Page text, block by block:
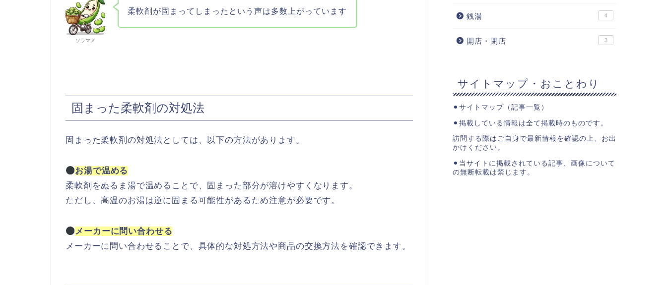
ソラマメ
柔軟剤が固まってしまったという声は多数上がっています
固まった柔軟剤の対処法
固まった柔軟剤の対処法としては、以下の方法があります。
お湯で温める
柔軟剤をぬるま湯で温めることで、固まった部分が溶けやすくなります。
ただし、高温のお湯は逆に固まる可能性があるため注意が必要です。
メーカーに問い合わせる
メーカーに問い合わせることで、具体的な対処方法や商品の交換方法を確認できます。
銭湯 4
開店・閉店 3
サイトマップ・おことわり
⚫︎ サイトマップ（記事一覧）
⚫︎掲載している情報は全て掲載時のものです。
訪問する際はご自身で最新情報を確認の上、お出
かけください。
⚫︎当サイトに掲載されている記事、画像について
の無断転載は禁じます。